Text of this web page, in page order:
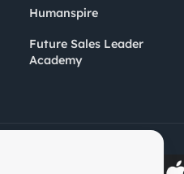
Humanspire
Future Sales Leader
Academy